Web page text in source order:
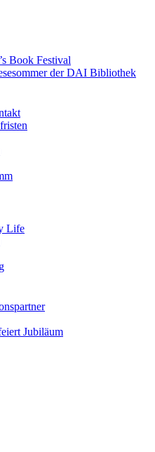
Book Festival
der DAI Bibliothek
Life
Jubiläum